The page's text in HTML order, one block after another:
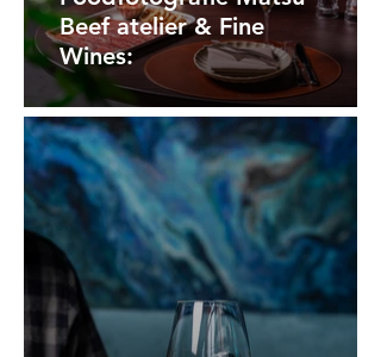
Beef atelier & Fine
Wines: